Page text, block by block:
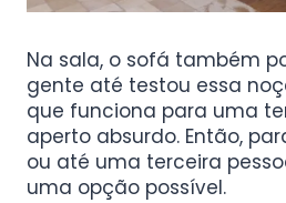
Na sala, o sofá também
gente até testou essa
que funciona para uma
aperto absurdo. Então,
ou até uma terceira
uma opção possível.